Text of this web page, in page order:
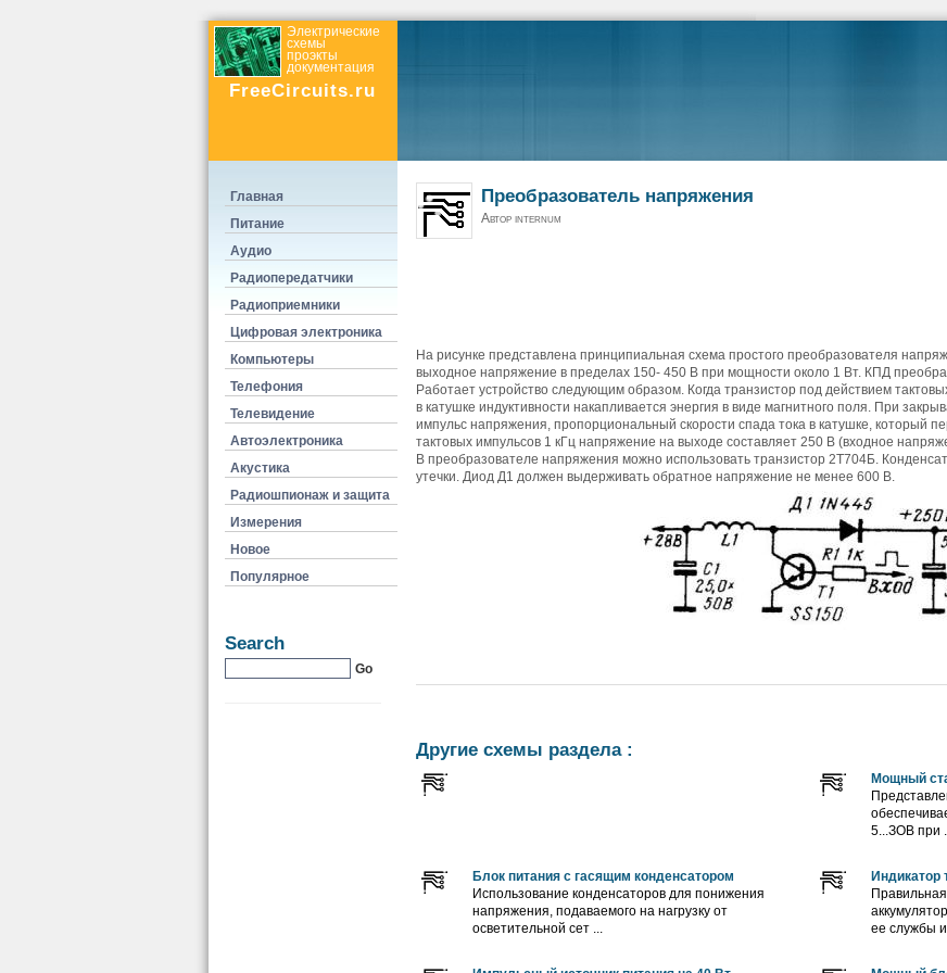
Электрические
схемы
проэкты
документация
FreeCircuits.ru
Преобразователь напряжения
Автор internum
На рисунке представлена принципиальная схема простого преобразователя
выходное напряжение в пределах 150- 450 В при мощности около 1 Вт. КПД
Работает устройство следующим образом. Когда транзистор под действием
в катушке индуктивности накапливается энергия в виде магнитного поля. При
импульс напряжения, пропорциональный скорости спада тока в катушке, который
тактовых импульсов 1 кГц напряжение на выходе составляет 250 В (входное
В преобразователе напряжения можно использовать транзистор 2Т704Б.
утечки. Диод Д1 должен выдерживать обратное напряжение не менее 600 В.
Другие схемы раздела :
Мощный
5...ЗОВ при ...
Блок питания с гасящим конденсатором
Использование конденсаторов для понижения
напряжения, подаваемого на нагрузку от
осветительной сет ...
Индикатор
ее службы и
Главная
Питание
Аудио
Радиопередатчики
Радиоприемники
Цифровая электроника
Компьютеры
Телефония
Телевидение
Автоэлектроника
Акустика
Радиошпионаж и защита
Измерения
Новое
Популярное
Search